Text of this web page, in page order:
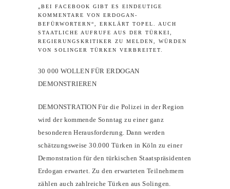
„BEI FACEBOOK GIBT ES EINDEUTIGE
KOMMENTARE VON ERDOGAN-
BEFÜRWORTERN“, ERKLÄRT TOPEL. AUCH
STAATLICHE AUFRUFE AUS DER TÜRKEI,
REGIERUNGSKRITIKER ZU MELDEN, WÜRDEN
VON SOLINGER TÜRKEN VERBREITET.
30 000 WOLLEN FÜR ERDOGAN
DEMONSTRIEREN
DEMONSTRATION Für die Polizei in der Region
wird der kommende Sonntag zu einer ganz
besonderen Herausforderung. Dann werden
schätzungsweise 30.000 Türken in Köln zu einer
Demonstration für den türkischen Staatspräsidenten
Erdogan erwartet. Zu den erwarteten Teilnehmern
zählen auch zahlreiche Türken aus Solingen.